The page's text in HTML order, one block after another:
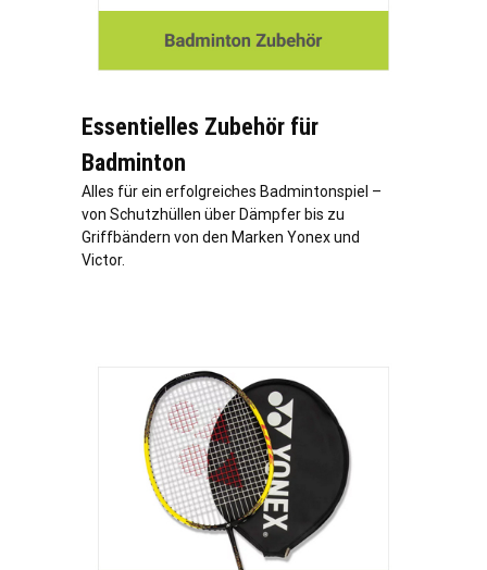
Essentielles Zubehör für
Badminton
Alles für ein erfolgreiches Badmintonspiel –
von Schutzhüllen über Dämpfer bis zu
Griffbändern von den Marken Yonex und
Victor.